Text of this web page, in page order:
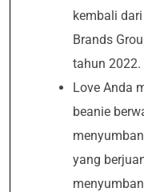
kembali
Brands
tahun 2022.
Love Anda
beanie
yang